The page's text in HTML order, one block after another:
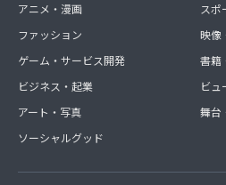
アニメ・漫画
ファッション
ゲーム・サービス開発
ビジネス・起業
アート・写真
ソーシャルグッド
スポ
映像
書籍
ビュ
舞台